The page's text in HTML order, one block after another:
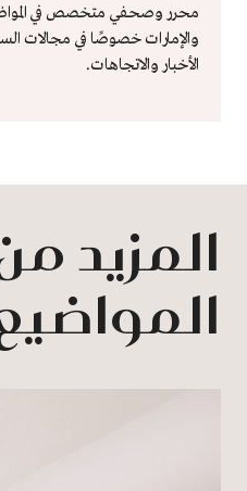
محرر وصحفي متخصص في
والإمارات خصوصًا في مجالات
الأخبار والاتجاهات.
المزيد